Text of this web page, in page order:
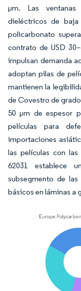
µm. Las
dieléctricos de
policarbonato
contrato de USD
impulsan demanda
adoptan pilas de
mantienen la
de Covestro de
50 µm de espesor
películas para
importaciones
las películas con
62031 establece
subsegmento de
básicos en láminas a